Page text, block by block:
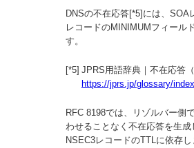
DNSの不在応答[*5]には、
レコードのMINIMUMフィール
す。
[*5] JPRS用語辞典｜不在応答
https://jprs.jp/glossary/
RFC 8198では、リゾルバー側
わせることなく不在応答を生
NSEC3レコードのTTLに依存